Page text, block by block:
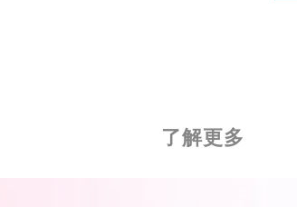
了解更多